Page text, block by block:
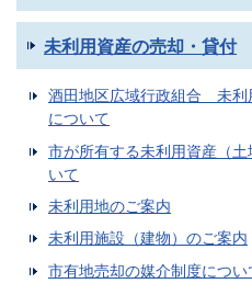
未利用資産の売却・貸付
酒田地区広域行政組合 未利
について
市が所有する未利用資産（
いて
未利用地のご案内
未利用施設（建物）のご案内
市有地売却の媒介制度につい